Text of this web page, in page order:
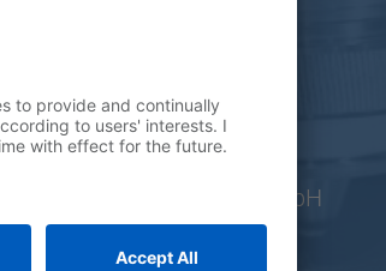
ESAB GmbH